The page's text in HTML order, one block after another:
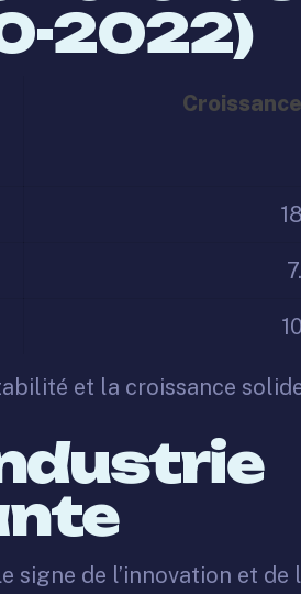
2022)
et la croissance
signe de l’innovation et